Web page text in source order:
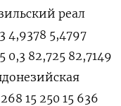
реал
4,9378 5,4797
82,725 82,7149
15 250 15 636